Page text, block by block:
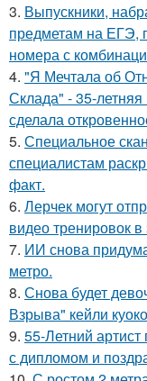
3. Выпускники,
предметам на ЕГЭ,
номера с
4. "Я Мечтала об
Склада" - 35-
сделала
5. Специальное
специалистам
факт.
6. Лерчек могут
видео тренировок в
7. ИИ снова
метро.
8. Снова будет
Взрыва" кейли
9. 55-Летний
с дипломом и